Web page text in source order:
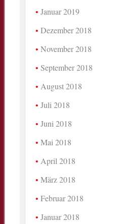
Januar 2019
Dezember 2018
November 2018
September 2018
August 2018
Juli 2018
Juni 2018
Mai 2018
April 2018
März 2018
Februar 2018
Januar 2018